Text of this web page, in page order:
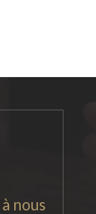
nous